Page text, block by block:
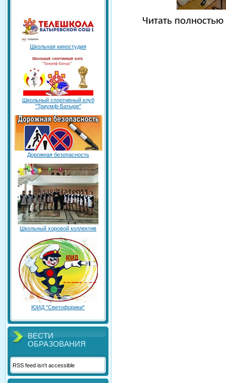
Школьная киностудия
Школьный спортивный клуб
"Триумф-Батыре"
Дорожная безопасность
Школьный хоровой коллектив
ЮИД "Светофорики"
ВЕСТИ
ОБРАЗОВАНИЯ
RSS feed isn't accessible
Читать полностью